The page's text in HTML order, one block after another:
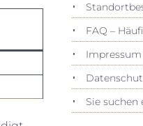
FAQ –
Impressum
Sie suchen